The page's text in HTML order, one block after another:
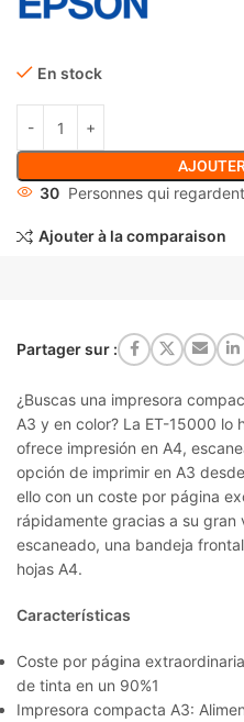
En stock
30 Personnes qui
Ajouter à la comparaison
Partager sur :
¿Buscas una impresora
A3 y en color? La ET-15000 lo
ofrece impresión en A4,
opción de imprimir en A3
ello con un coste por página
rápidamente gracias a su gran
escaneado, una bandeja
hojas A4.
Características
Coste por página
de tinta en un 90%1
Impresora compacta A3: